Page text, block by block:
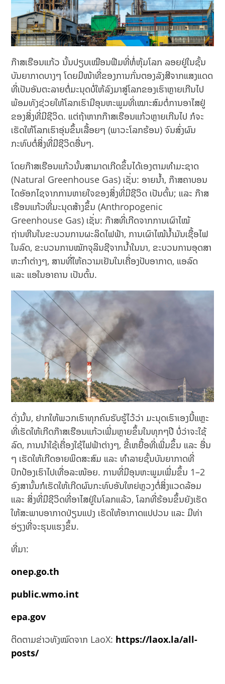
ກ໊າສເຮືອນແກ້ວ ນັ້ນປຽບເໝືອນຟີມທີ່ຫໍ່ຫຸ້ມໂລກ ລອຍຢູ່ໃນຊັ້ນ
ບັນຍາກາດບາງໆ ໂດຍມີໜ້າທີ່ຂອງການກັ່ນຕອງລັງສີຈາກແສງແດດ
ທີ່ເປັນອັນຕະລາຍຕໍ່ມະນຸດບໍ່ໃຫ້ລົງມາສູ່ໂລກຂອງເຮົາຫຼາຍເກີນໄປ
ພ້ອມທັງຊ່ວຍໃຫ້ໂລກເຮົາມີອຸນຫະພູມທີ່ເໝາະສົມຕໍ່ການອາໄສຢູ່
ຂອງສິ່ງທີ່ມີຊີວິດ. ແຕ່ຖ້າຫາກກ໊າສເຮືອນແກ້ວຫຼາຍເກີນໄປ ກໍຈະ
ເຮັດໃຫ້ໂລກເຮົາອຸ່ນຂຶ້ນເລື້ອຍໆ (ພາວະໂລກຮ້ອນ) ຈົນສົ່ງຜົນ
ກະທົບຕໍ່ສິ່ງທີ່ມີຊີວິດອື່ນໆ.
ໂດຍກ໊າສເຮືອນແກ້ວນັ້ນສາມາດເກີດຂຶ້ນໄດ້ເອງຕາມທຳມະຊາດ
(Natural Greenhouse Gas) ເຊັ່ນ: ອາຍນ້ຳ, ກ໊າສຄາບອນ
ໄດອັອກໄຊຈາກການຫາຍໃຈຂອງສິ່ງທີ່ມີຊີວິດ ເປັນຕົ້ນ; ແລະ ກ໊າສ
ເຮືອນແກ້ວທີ່ມະນຸດສ້າງຂຶ້ນ (Anthropogenic
Greenhouse Gas) ເຊັ່ນ: ກ໊າສທີ່ເກີດຈາກການເຜົາໄໝ້
ຖ່ານຫີນໃນຂະບວນການຜະລິດໄຟຟ້າ, ການເຜົາໄໝ້ນ້ຳມັນເຊື້ອໄຟ
ໃນລົດ, ຂະບວນການໝັກຈຸລິນຊີຈາກນ້ຳໃນນາ, ຂະ​ບວນ​ການ​ອຸດ​ສາ​
ຫະ​ກໍາຕ່າງໆ, ສານທີ່ໃຫ້ຄວາມເຢັນໃນເຄື່ອງປັບອາກາດ, ແອລົດ
ແລະ ແອໃນອາຄານ ເປັນຕົ້ນ.
ດັ່ງນັ້ນ, ຢາກໃຫ້ພວກເຮົາທຸກຄົນຮັບຮູ້ໄວ້ວ່າ ມະນຸດເຮົາເອງນີ້ແຫຼະ
ທີ່ເຮັດໃຫ້ເກີດກ໊າສເຮືອນແກ້ວເພີ່ມຫຼາຍຂຶ້ນໃນທຸກໆປີ ບໍ່ວ່າຈະໃຊ້
ລົດ, ການນໍາໃຊ້ເຄື່ອງໃຊ້ໄຟຟ້າຕ່າງໆ, ຂີ້ເຫຍື້ອທີ່ເພີ່ມຂຶ້ນ ແລະ ອື່ນ
ໆ ເຮັດໃຫ້ເກີດອາຍພິດສະສົມ ແລະ ທຳລາຍຊັ້ນບັນຍາກາດທີ່
ປົກປ້ອງເຮົາໄປເທື່ອລະໜ້ອຍ. ການທີ່ມີອຸນຫະພູມເພີ່ມຂຶ້ນ 1–2
ອົງສານັ້ນກໍເຮັດໃຫ້ເກີດຜົນກະທົບອັນໃຫຍ່ຫຼວງຕໍ່ສິ່ງແວດລ້ອມ
ແລະ ສິ່ງທີ່ມີຊີວິດທີ່ອາໄສຢູ່ໃນໂລກແລ້ວ, ໂລກທີ່ຮ້ອນຂຶ້ນຍັງເຮັດ
ໃຫ້ສະພາບອາກາດປ່ຽນແປງ ເຮັດໃຫ້ອາກາດແປປວນ ແລະ ມີທ່າ
ອ່ຽງທີ່ຈະຮຸນແຮງຂຶ້ນ.
ທີ່ມາ:
onep.go.th
public.wmo.int
epa.gov
ຕິດຕາມຂ່າວທັງໝົດຈາກ LaoX: https://laox.la/all-
posts/